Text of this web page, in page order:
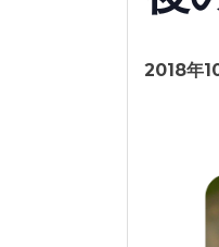
2018年